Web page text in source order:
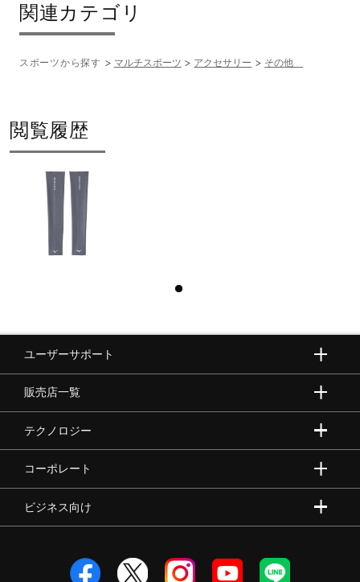
関連カテゴリ
スポーツから探す マルチスポーツ アクセサリー その他
閲覧履歴
ユーザーサポート
販売店一覧
テクノロジー
コーポレート
ビジネス向け